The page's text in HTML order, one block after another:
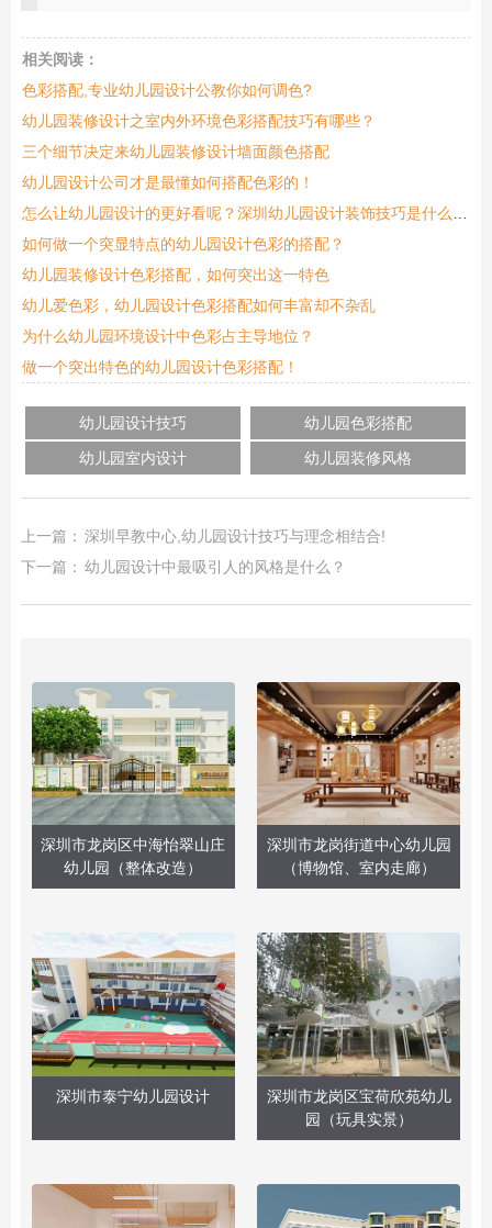
相关阅读：
色彩搭配,专业幼儿园设计公教你如何调色?
幼儿园装修设计之室内外环境色彩搭配技巧有哪些？
三个细节决定来幼儿园装修设计墙面颜色搭配
幼儿园设计公司才是最懂如何搭配色彩的！
如何做一个突显特点的幼儿园设计色彩的搭配？
幼儿园装修设计色彩搭配，如何突出这一特色
幼儿爱色彩，幼儿园设计色彩搭配如何丰富却不杂乱
为什么幼儿园环境设计中色彩占主导地位？
做一个突出特色的幼儿园设计色彩搭配！
幼儿园设计技巧
幼儿园色彩搭配
幼儿园室内设计
幼儿园装修风格
上一篇： 深圳早教中心,幼儿园设计技巧与理念相结合!
下一篇： ​幼儿园设计中最吸引人的风格是什么？
深圳市龙岗区中海怡翠山庄
幼儿园（整体改造）
深圳市龙岗街道中心幼儿园
（博物馆、室内走廊）
深圳市泰宁幼儿园设计
深圳市龙岗区宝荷欣苑幼儿
园（玩具实景）